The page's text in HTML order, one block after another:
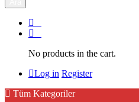
No products in the cart.
Log in Register
Tüm Kategoriler